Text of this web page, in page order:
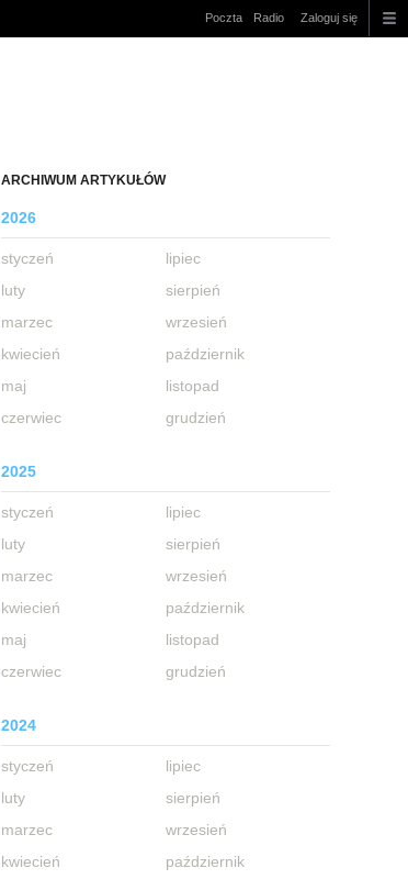
Poczta Radio Zaloguj się
ARCHIWUM ARTYKUŁÓW
2026
styczeń
luty
marzec
kwiecień
maj
czerwiec
lipiec
sierpień
wrzesień
październik
listopad
grudzień
2025
styczeń
luty
marzec
kwiecień
maj
czerwiec
lipiec
sierpień
wrzesień
październik
listopad
grudzień
2024
styczeń
luty
marzec
kwiecień
lipiec
sierpień
wrzesień
październik